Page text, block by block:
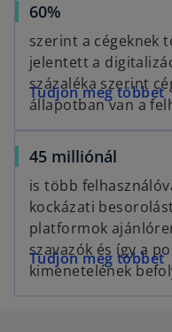
e
w
t
a
b
60%
p
e
n
s
i
n
a
n
e
w
t
a
szerint a cégeknek
jelentett a
százaléka szerint
állapotban van a
Tudjon meg többet
o
p
e
n
s
i
a
n
45 milliónál
e
n
s
i
n
is több
kockázati
platformok
szavazók és így a
kimenetelének
Tudjon meg többet
o
p
e